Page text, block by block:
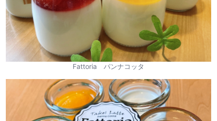
Fattoria パンナコッタ